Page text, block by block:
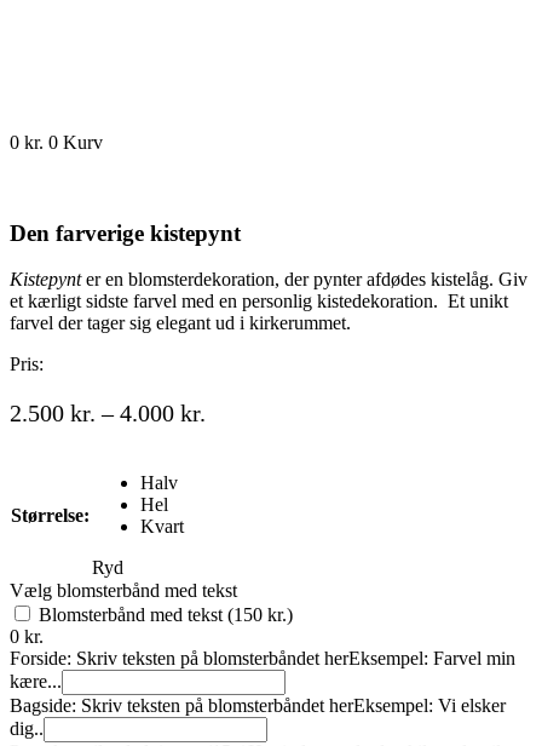
0 kr. 0 Kurv
Den farverige kistepynt
Kistepynter en blomsterdekoration, der pynter afdødes kistelåg. Giv
et kærligt sidste farvel med en personlig kistedekoration. Et unikt
farvel der tager sig elegant ud i kirkerummet.
Pris:
2.500 kr. – 4.000 kr.
Størrelse:
Halv
Hel
Kvart
Ryd
Vælg blomsterbånd med tekst
Blomsterbånd med tekst (150 kr.)
0 kr.
Forside: Skriv teksten på blomsterbåndet herEksempel: Farvel min
kære...
Bagside: Skriv teksten på blomsterbåndet herEksempel: Vi elsker
dig..